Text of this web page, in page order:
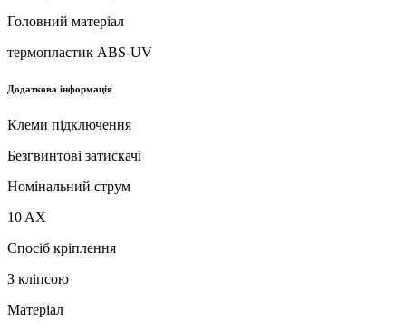
Головний матеріал
термопластик ABS-UV
Додаткова інформація
Клеми підключення
Безгвинтові затискачі
Номінальний струм
10 AX
Спосіб кріплення
З кліпсою
Матеріал